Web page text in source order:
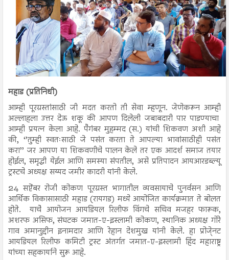
महाड (प्रतिनिधी)
आम्ही पूरग्रस्तांसाठी जी मदत करतो ती सेवा म्हणून. जेणेकरून आम्ही
अल्लाहला उत्तर देऊ शकू की आपण दिलेली जबाबदारी पार पाडण्याचा
आम्ही प्रयत्न केला आहे. पैगंबर मुहम्मद (स.) यांची शिकवण अशी आहे
की, ‘’तुम्ही स्वतःसाठी जे पसंत करता ते आपल्या भावांसाठीही पसंत
करा’’ जर आपण या शिकवणीचे पालन केले तर एक आदर्श समाज तयार
होईल, समृद्धी येईल आणि समस्या संपतील, असे प्रतिपादन आयआरडब्ल्यू
ट्रस्टचे अध्यक्ष सय्यद जमीर कादरी यांनी केले.
24 सप्टेंबर रोजी कोकण पूरग्रस्त भागातील व्यवसायाचे पुनर्वसन आणि
आर्थिक विकासासाठी महाड (रायगड) मध्ये आयोजित कार्यक्रमात ते बोलत
होते. याचेे आयोजन आयडियल रिलीफ विंगचे सचिव मजहर फारूक,
अशरफ असिफ, संघटक जमात-ए-इस्लामी कोकण, स्थानिक अध्यक्ष गोरे
गाव अमानुद्दीन इनामदार आणि रेहान देशमुख यांनी केले. हा प्रोजे्नट
आयडियल रिलीफ कमिटी ट्रस्ट अंतर्गत जमात-ए-इस्लामी हिंद महाराष्ट्र
यांच्या सहकार्याने सुरू आहे.